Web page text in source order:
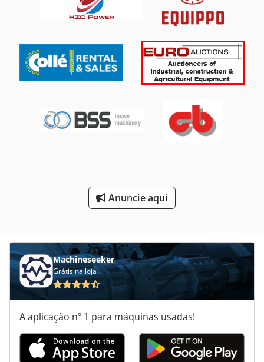
Escavadora De Valas
Escavadores De Beterraba
Lançador De Escada
Maquinas De Marcenaria
Anuncie aqui
Machineseeker
Grátis na loja
A aplicação nº 1 para máquinas usadas!